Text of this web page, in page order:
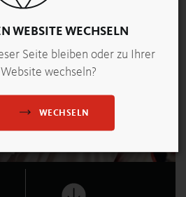
WEBSITE WECHSELN
Seite bleiben oder zu Ihrer
wechseln?
WECHSELN